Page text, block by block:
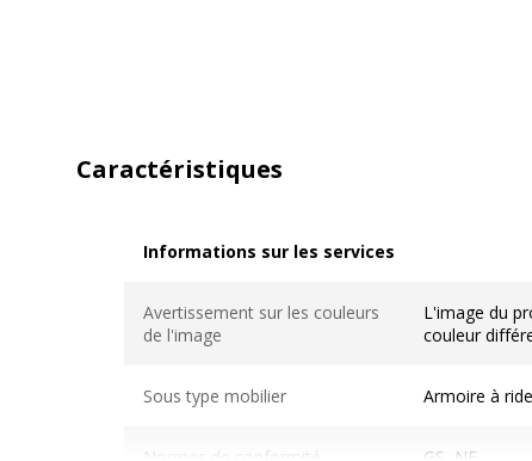
Caractéristiques
Informations sur les services
Avertissement sur les couleurs
de l'image
L'image du
couleur
Sous type mobilier Armoire à